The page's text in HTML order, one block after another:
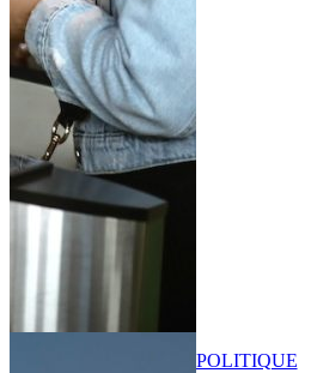
POLITIQUE